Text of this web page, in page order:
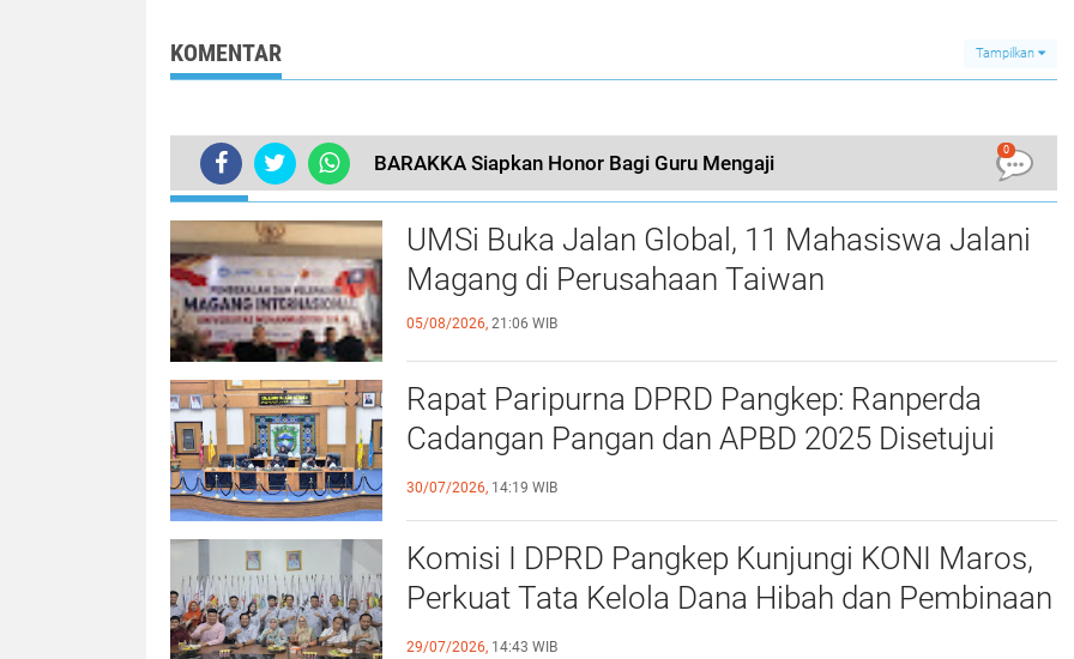
KOMENTAR Tampilkan
BARAKKA Siapkan Honor Bagi Guru Mengaji
0
TERKINI
UMSi Buka Jalan Global, 11 Mahasiswa Jalani
Magang di Perusahaan Taiwan
05/08/2026, 21:06 WIB
Rapat Paripurna DPRD Pangkep: Ranperda
Cadangan Pangan dan APBD 2025 Disetujui
dengan Sejumlah Catatan
30/07/2026, 14:19 WIB
Komisi I DPRD Pangkep Kunjungi KONI Maros,
Perkuat Tata Kelola Dana Hibah dan Pembinaan
Olahraga
29/07/2026, 14:43 WIB